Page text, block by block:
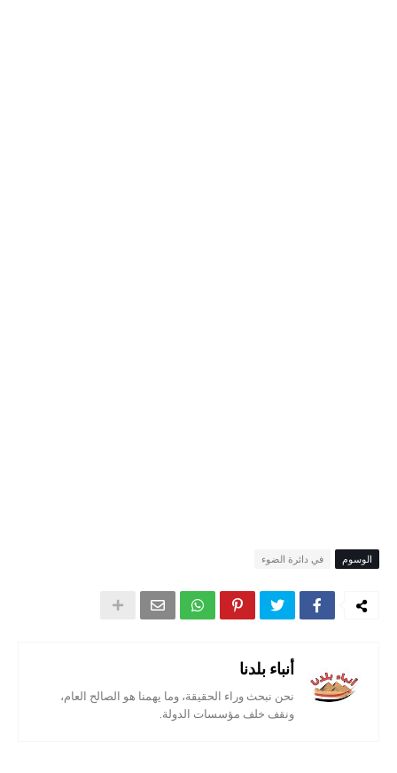
الوسوم في دائرة الضوء
أنباء بلدنا
نحن نبحث وراء الحقيقة، وما يهمنا هو الصالح العام،
ونقف خلف مؤسسات الدولة.